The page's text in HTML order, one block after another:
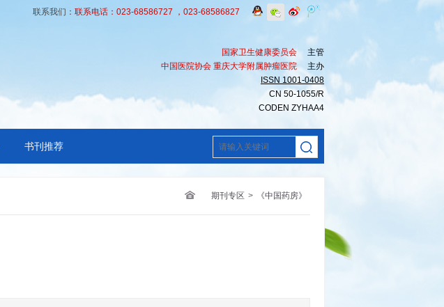
联系我们： 联系电话：023-68586727 ，023-68586827
国家卫生健康委员会
主管
中国医院协会 重庆大学附属肿瘤医院
主办
ISSN 1001-0408
CN 50-1055/R
CODEN ZYHAA4
书刊推荐
期刊专区 > 《中国药房》